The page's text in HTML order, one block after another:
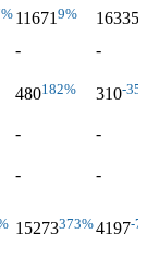
116719% 16335
-
-
480182% 310-
-
-
-
-
15273373%4197-